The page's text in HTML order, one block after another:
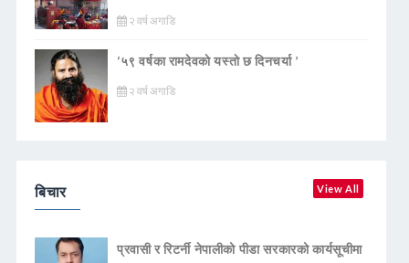
२ वर्ष अगाडि
‘५९ वर्षका रामदेवकाे यस्ताे छ दिनचर्या ’
२ वर्ष अगाडि
बिचार View All
प्रवासी र रिटर्नी नेपालीको पीडा सरकारको कार्यसूचीमा